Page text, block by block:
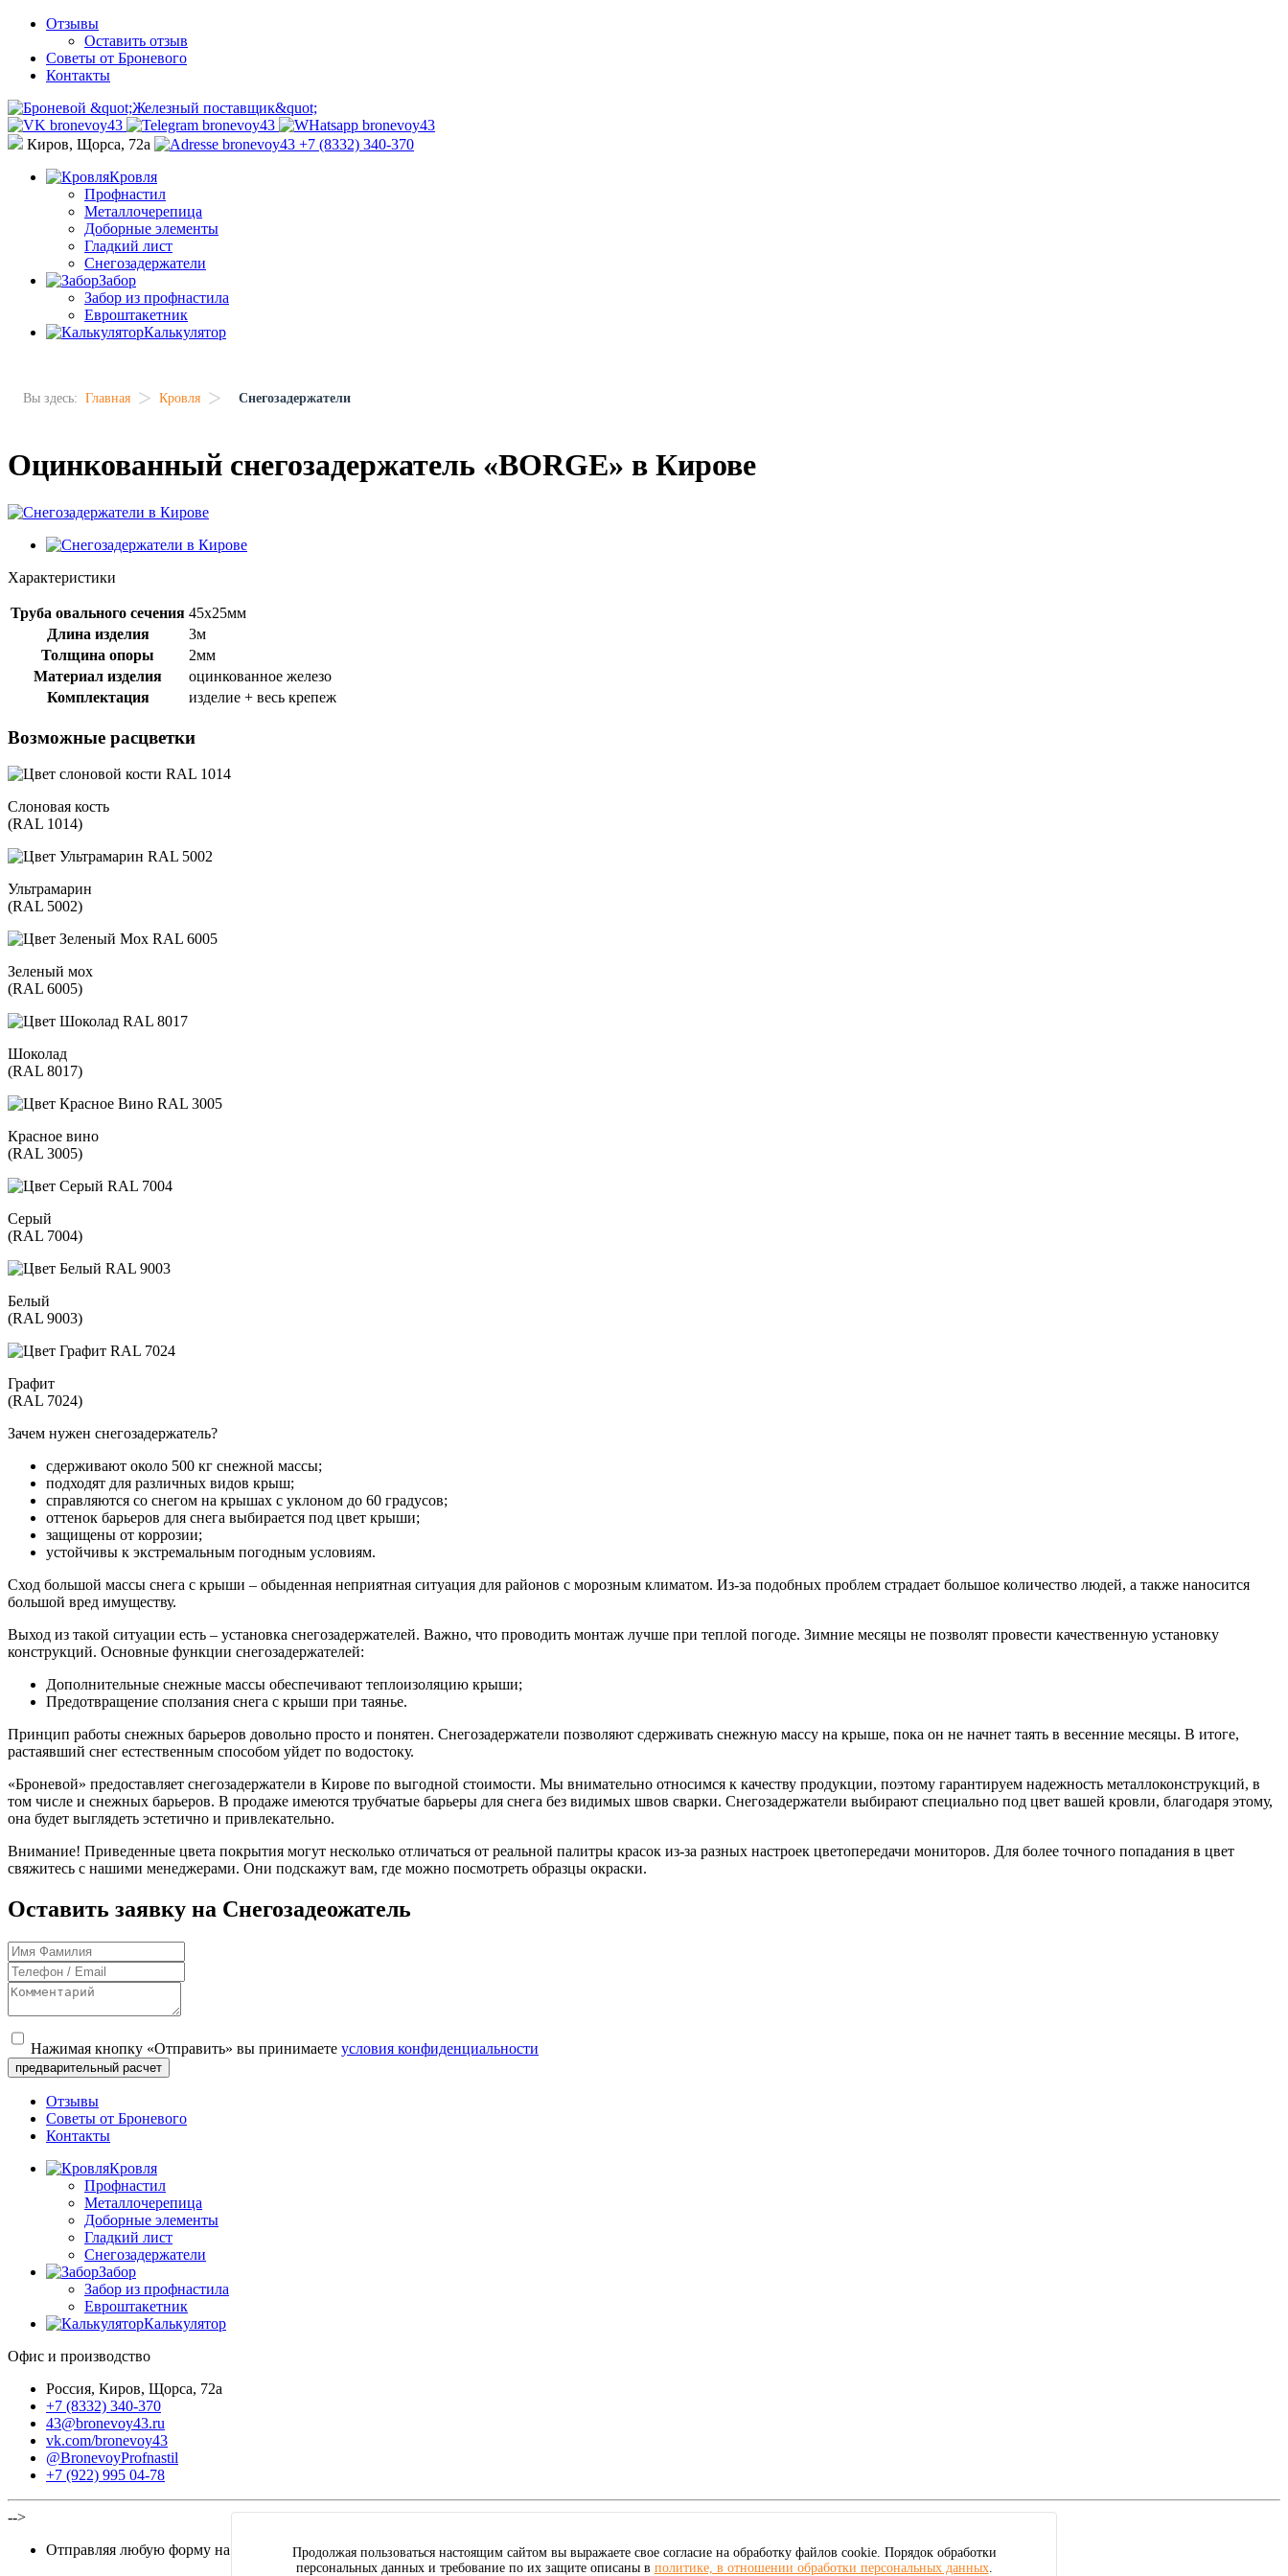
Отзывы
Оставить отзыв
Советы от Броневого
Контакты
Киров, Щорса, 72а
+7 (8332) 340-370
Кровля
Профнастил
Металлочерепица
Доборные элементы
Гладкий лист
Снегозадержатели
Забор
Забор из профнастила
Евроштакетник
Калькулятор
Вы здесь: Главная > Кровля > Снегозадержатели
Оцинкованный снегозадержатель «BORGE» в Кирове
Характеристики
Труба овального сечения 45х25мм
Длина изделия
3м
Толщина опоры
2мм
Материал изделия
оцинкованное железо
Комплектация
изделие + весь крепеж
Возможные расцветки
Cлоновая кость
(RAL 1014)
Ультрамарин
(RAL 5002)
Зеленый мох
(RAL 6005)
Шоколад
(RAL 8017)
Красное вино
(RAL 3005)
Серый
(RAL 7004)
Белый
(RAL 9003)
Графит
(RAL 7024)
Зачем нужен снегозадержатель?
сдерживают около 500 кг снежной массы;
подходят для различных видов крыш;
справляются со снегом на крышах с уклоном до 60 градусов;
оттенок барьеров для снега выбирается под цвет крыши;
защищены от коррозии;
устойчивы к экстремальным погодным условиям.
Сход большой массы снега с крыши – обыденная неприятная ситуация для районов с морозным климатом. Из-за подобных проблем страдает большое количество людей, а также наносится
большой вред имуществу.
Выход из такой ситуации есть – установка снегозадержателей. Важно, что проводить монтаж лучше при теплой погоде. Зимние месяцы не позволят провести качественную установку
конструкций. Основные функции снегозадержателей:
Дополнительные снежные массы обеспечивают теплоизоляцию крыши;
Предотвращение сползания снега с крыши при таянье.
Принцип работы снежных барьеров довольно просто и понятен. Снегозадержатели позволяют сдерживать снежную массу на крыше, пока он не начнет таять в весенние месяцы. В итоге,
растаявший снег естественным способом уйдет по водостоку.
«Броневой» предоставляет снегозадержатели в Кирове по выгодной стоимости. Мы внимательно относимся к качеству продукции, поэтому гарантируем надежность металлоконструкций, в
том числе и снежных барьеров. В продаже имеются трубчатые барьеры для снега без видимых швов сварки. Снегозадержатели выбирают специально под цвет вашей кровли, благодаря этому,
она будет выглядеть эстетично и привлекательно.
Внимание! Приведенные цвета покрытия могут несколько отличаться от реальной палитры красок из-за разных настроек цветопередачи мониторов. Для более точного попадания в цвет
свяжитесь с нашими менеджерами. Они подскажут вам, где можно посмотреть образцы окраски.
Оставить заявку на Снегозадеожатель
Нажимая кнопку «Отправить» вы принимаете условия конфиденциальности
Отзывы
Советы от Броневого
Контакты
Кровля
Профнастил
Металлочерепица
Доборные элементы
Гладкий лист
Снегозадержатели
Забор
Забор из профнастила
Евроштакетник
Калькулятор
Офис и производство
Россия, Киров, Щорса, 72а
+7 (8332) 340-370
43@bronevoy43.ru
vk.com/bronevoy43
@BronevoyProfnastil
+7 (922) 995 04-78
-->
Отправляя любую форму на сайте, вы соглашаетесь сполитикой конфиденциальностиданного сайта.
Продолжая пользоваться настоящим сайтом вы выражаете свое согласие на обработку файлов cookie. Порядок обработки
персональных данных и требование по их защите описаны в политике, в отношении обработки персональных данных.